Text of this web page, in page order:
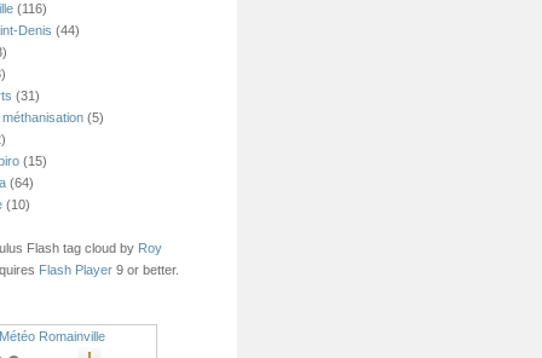
(116)
Denis (44)
(31)
(5)
(15)
(64)
(10)
Flash tag cloud by Roy
Flash Player 9 or better.
Météo Romainville